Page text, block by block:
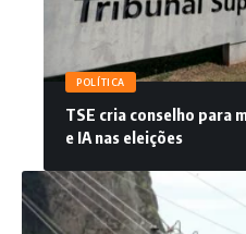
POLÍTICA
TSE cria conselho para
e IA nas eleições